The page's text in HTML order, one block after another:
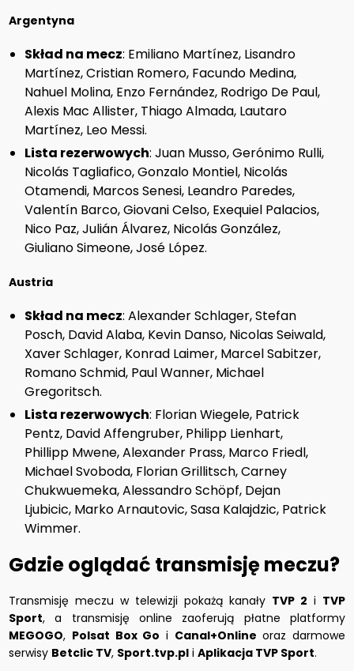
Argentyna
Skład na mecz: Emiliano Martínez, Lisandro
Martínez, Cristian Romero, Facundo Medina,
Nahuel Molina, Enzo Fernández, Rodrigo De Paul,
Alexis Mac Allister, Thiago Almada, Lautaro
Martínez, Leo Messi.
Lista rezerwowych: Juan Musso, Gerónimo Rulli,
Nicolás Tagliafico, Gonzalo Montiel, Nicolás
Otamendi, Marcos Senesi, Leandro Paredes,
Valentín Barco, Giovani Celso, Exequiel Palacios,
Nico Paz, Julián Álvarez, Nicolás González,
Giuliano Simeone, José López.
Austria
Skład na mecz: Alexander Schlager, Stefan
Posch, David Alaba, Kevin Danso, Nicolas Seiwald,
Xaver Schlager, Konrad Laimer, Marcel Sabitzer,
Romano Schmid, Paul Wanner, Michael
Gregoritsch.
Lista rezerwowych: Florian Wiegele, Patrick
Pentz, David Affengruber, Philipp Lienhart,
Phillipp Mwene, Alexander Prass, Marco Friedl,
Michael Svoboda, Florian Grillitsch, Carney
Chukwuemeka, Alessandro Schöpf, Dejan
Ljubicic, Marko Arnautovic, Sasa Kalajdzic, Patrick
Wimmer.
Gdzie oglądać transmisję meczu?
Transmisję meczu w telewizji pokażą kanały TVP 2 i TVP
Sport, a transmisję online zaoferują płatne platformy
MEGOGO, Polsat Box Go i Canal+Online oraz darmowe
serwisy Betclic TV, Sport.tvp.pl iAplikacja TVP Sport.